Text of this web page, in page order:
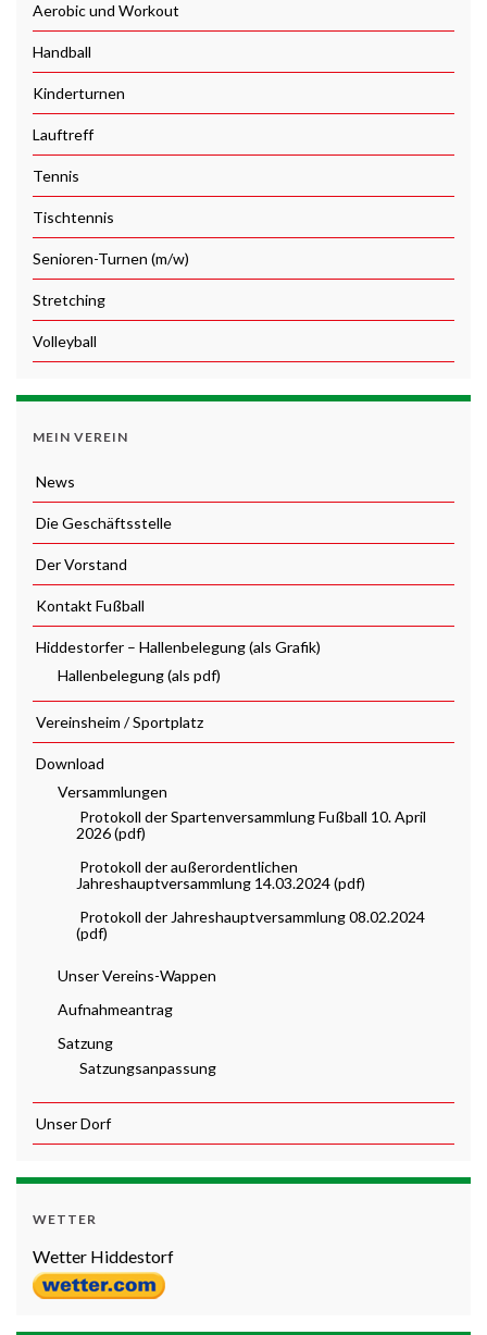
Aerobic und Workout
Handball
Kinderturnen
Lauftreff
Tennis
Tischtennis
Senioren-Turnen (m/w)
Stretching
Volleyball
MEIN VEREIN
News
Die Geschäftsstelle
Der Vorstand
Kontakt Fußball
Hiddestorfer – Hallenbelegung (als Grafik)
Hallenbelegung (als pdf)
Vereinsheim / Sportplatz
Download
Versammlungen
Protokoll der Spartenversammlung Fußball 10. April
2026 (pdf)
Protokoll der außerordentlichen
Jahreshauptversammlung 14.03.2024 (pdf)
Protokoll der Jahreshauptversammlung 08.02.2024
(pdf)
Unser Vereins-Wappen
Aufnahmeantrag
Satzung
Satzungsanpassung
Unser Dorf
WETTER
Wetter Hiddestorf